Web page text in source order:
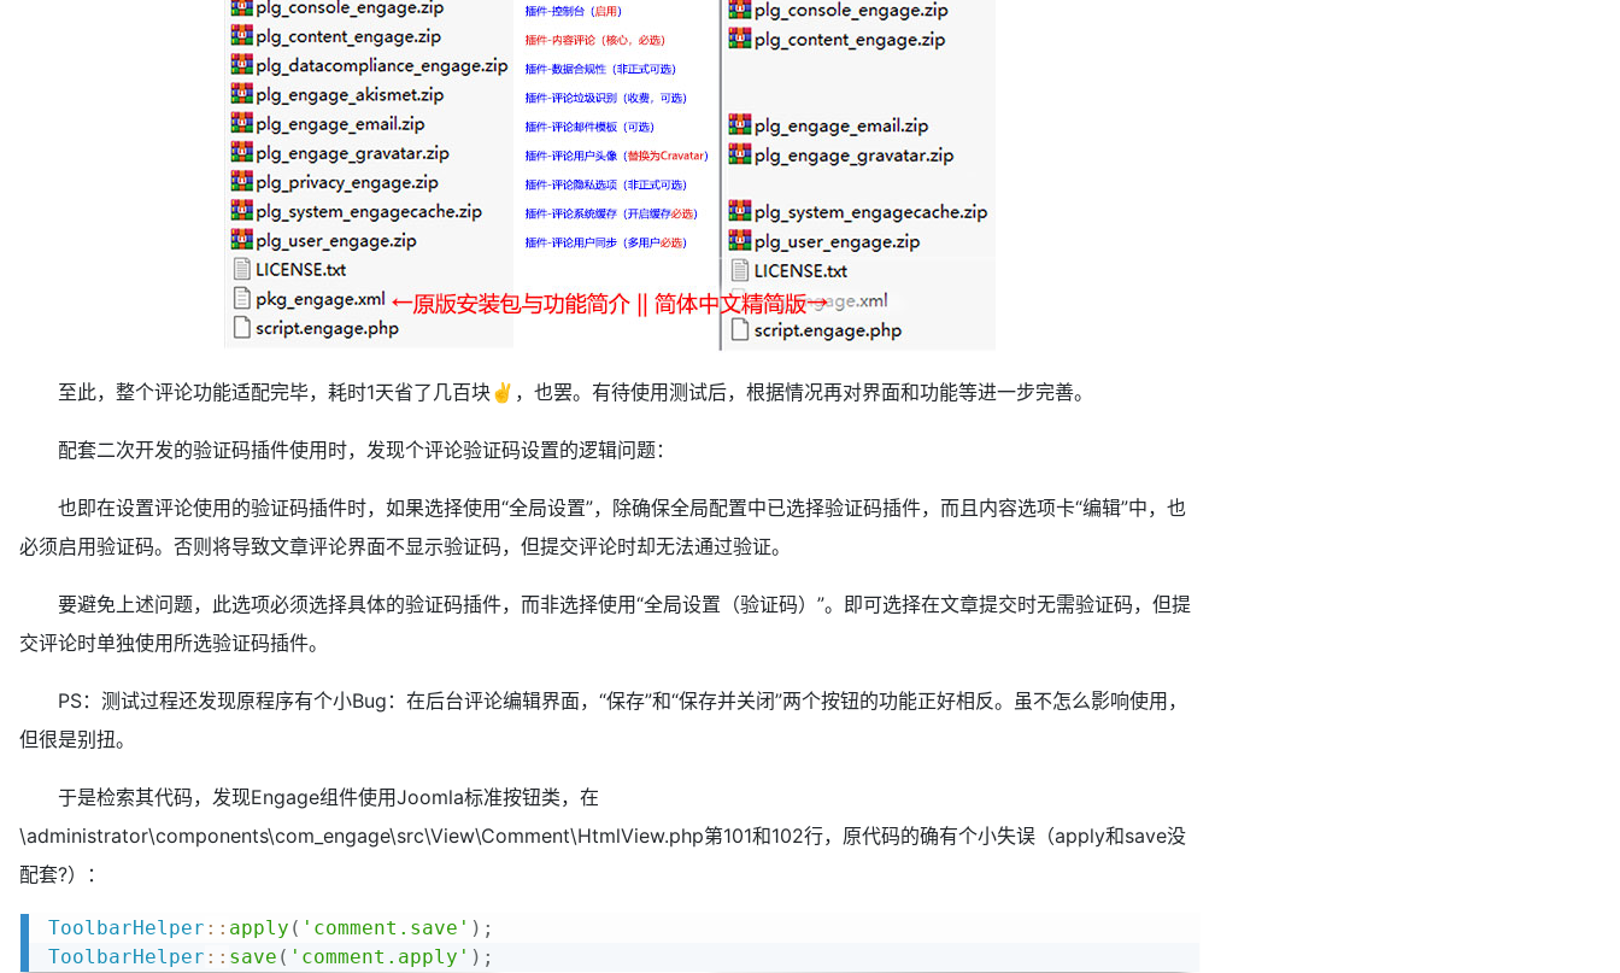
至此，整个评论功能适配完毕，耗时1天省了几百块✌ ，也罢。有待使用测试后，根据情况再对界面和功能等进一步完善。
配套二次开发的验证码插件使用时，发现个评论验证码设置的逻辑问题：
也即在设置评论使用的验证码插件时，如果选择使用“全局设置”，除确保全局配置中已选择验证码插件，而且内容选项卡“编辑”中，也
必须启用验证码。否则将导致文章评论界面不显示验证码，但提交评论时却无法通过验证。
要避免上述问题，此选项必须选择具体的验证码插件，而非选择使用“全局设置（验证码）”。即可选择在文章提交时无需验证码，但提
交评论时单独使用所选验证码插件。
PS：测试过程还发现原程序有个小Bug：在后台评论编辑界面，“保存”和“保存并关闭”两个按钮的功能正好相反。虽不怎么影响使用，
但很是别扭。
于是检索其代码，发现Engage组件使用Joomla标准按钮类，在
\administrator\components\com_engage\src\View\Comment\HtmlView.php第101和102行，原代码的确有个小失误（apply和save没
配套?）：
ToolbarHelper :: apply ( 'comment.save' ) ;
ToolbarHelper :: save ( 'comment.apply' ) ;